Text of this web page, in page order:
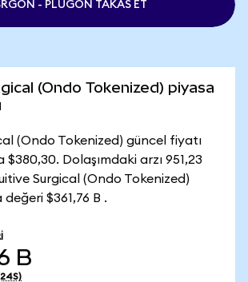
- PLUGON TAKAS ET
(Ondo Tokenized) piyasa
(Ondo Tokenized) güncel fiyatı
$380,30. Dolaşımdaki arzı 951,23
Surgical (Ondo Tokenized)
$361,76 B .
B